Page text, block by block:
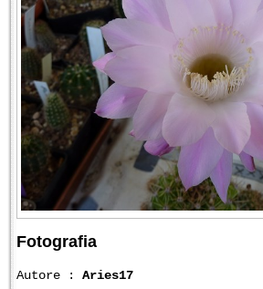
Fotografia
Autore : Aries17